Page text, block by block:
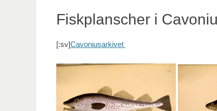
Fiskplanscher i
[:sv]Cavoniusarkivet